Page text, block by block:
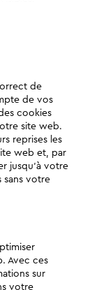
de
de vos
cookies
site web.
reprises les
web et, par
jusqu’à votre
sans votre
Avec ces
sur
votre